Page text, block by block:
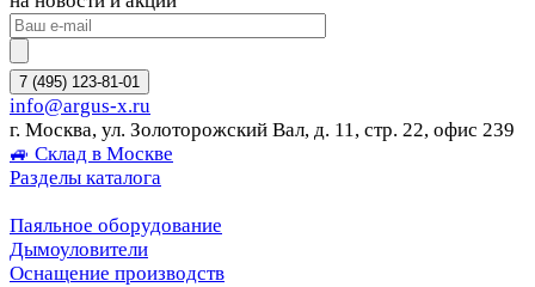
7 (495) 123-81-01
info@argus-x.ru
г. Москва, ул. Золоторожский Вал, д. 11, стр. 22, офис 239
🚙 Склад в Москве
Разделы каталога
Паяльное оборудование
Дымоуловители
Оснащение производств